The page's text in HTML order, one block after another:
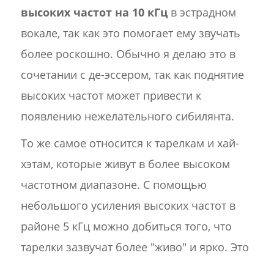
высоких частот на 10 кГцв эстрадном
вокале, так как это помогает ему звучать
более роскошно. Обычно я делаю это в
сочетании с де-эссером, так как поднятие
высоких частот может привести к
появлению нежелательного сибилянта.
То же самое относится к тарелкам и хай-
хэтам, которые живут в более высоком
частотном диапазоне. С помощью
небольшого усиления высоких частот в
районе 5 кГц можно добиться того, что
тарелки зазвучат более "живо" и ярко. Это